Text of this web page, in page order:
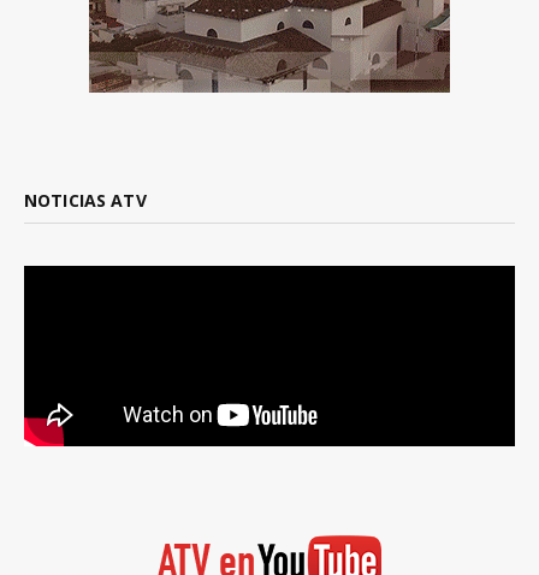
NOTICIAS ATV